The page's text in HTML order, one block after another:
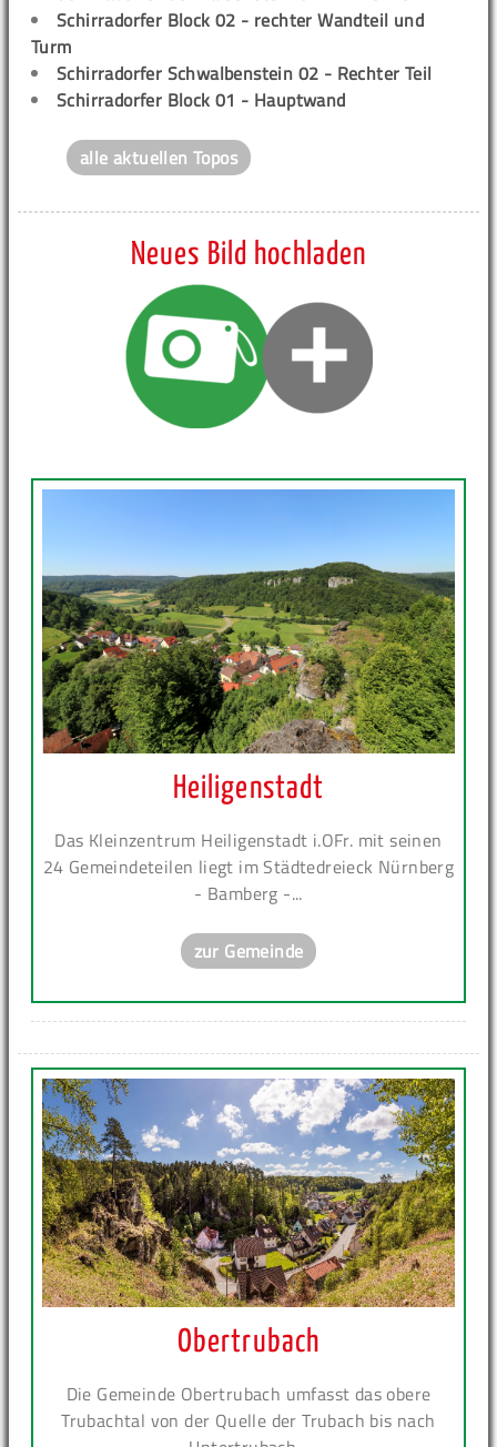
Schirradorfer Block 02 - rechter Wandteil und
Turm
Schirradorfer Schwalbenstein 02 - Rechter Teil
Schirradorfer Block 01 - Hauptwand
alle aktuellen Topos
Neues Bild hochladen
Heiligenstadt
Das Kleinzentrum Heiligenstadt i.OFr. mit seinen
24 Gemeindeteilen liegt im Städtedreieck Nürnberg
- Bamberg -...
zur Gemeinde
Obertrubach
Die Gemeinde Obertrubach umfasst das obere
Trubachtal von der Quelle der Trubach bis nach